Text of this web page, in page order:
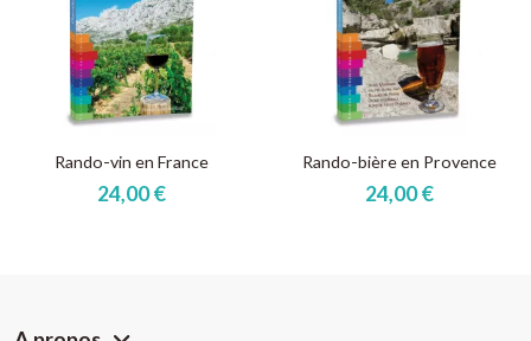
Rando-vin en France
24,00 €
Rando-bière en Provence
24,00 €